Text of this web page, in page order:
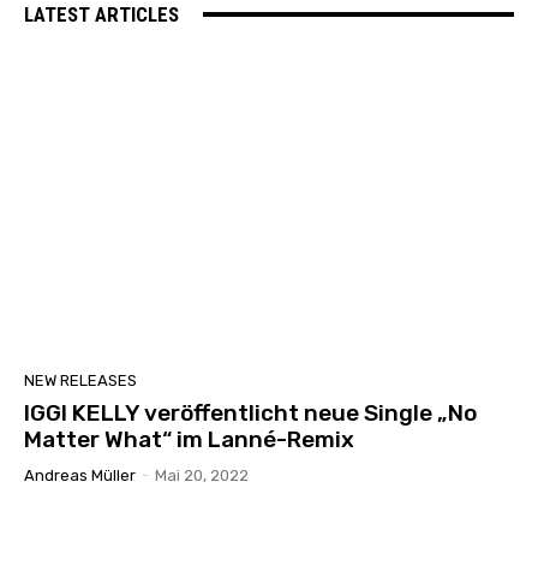
LATEST ARTICLES
NEW RELEASES
IGGI KELLY veröffentlicht neue Single „No
Matter What“ im Lanné-Remix
Andreas Müller - Mai 20, 2022